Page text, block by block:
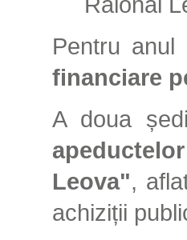
Pentru
financiare
A doua
Leova",
achiziții